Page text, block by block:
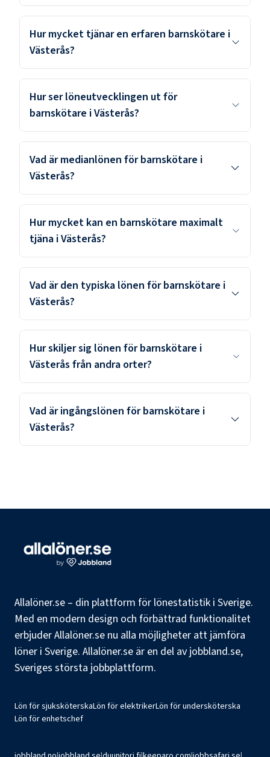
Hur mycket tjänar en erfaren barnskötare i
Västerås?
Hur ser löneutvecklingen ut för
barnskötare i Västerås?
Vad är medianlönen för barnskötare i
Västerås?
Hur mycket kan en barnskötare maximalt
tjäna i Västerås?
Vad är den typiska lönen för barnskötare i
Västerås?
Hur skiljer sig lönen för barnskötare i
Västerås från andra orter?
Vad är ingångslönen för barnskötare i
Västerås?
Allalöner.se – din plattform för lönestatistik i Sverige.
Med en modern design och förbättrad funktionalitet
erbjuder Allalöner.se nu alla möjligheter att jämföra
löner i Sverige. Allalöner.se är en del av jobbland.se,
Sveriges största jobbplattform.
Lön för sjuksköterskaLön för elektrikerLön för undersköterska
Lön för enhetschef